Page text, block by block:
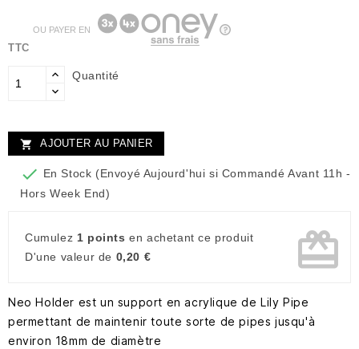
TTC
OU PAYER EN
Quantité
 AJOUTER AU PANIER
 En Stock (Envoyé Aujourd'hui si Commandé Avant 11h -
Hors Week End)
Cumulez 1 points en achetant ce produit
D'une valeur de 0,20 € card_giftcard
Neo Holder est un support en acrylique de Lily Pipe
permettant de maintenir toute sorte de pipes jusqu'à
environ 18mm de diamètre